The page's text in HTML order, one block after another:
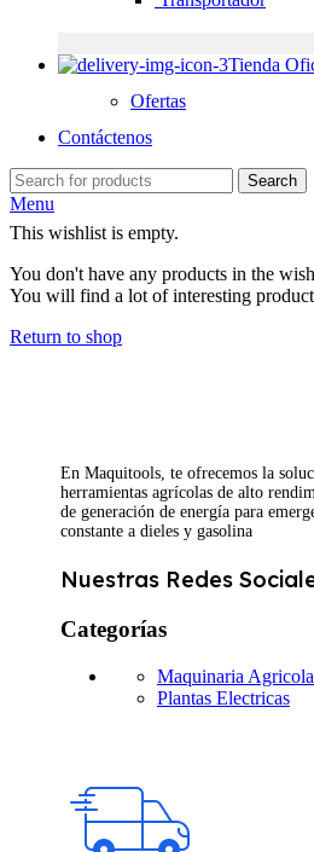
Tienda
Ofertas
Contáctenos
Search
Menu
This wishlist is empty.
You don't have any products in the
You will find a lot of interesting
Return to shop
En Maquitools, te ofrecemos la
herramientas agrícolas de alto
de generación de energía para
constante a dieles y gasolina
Nuestras Redes
Categorías
Maquinaria Agricola
Plantas Electricas